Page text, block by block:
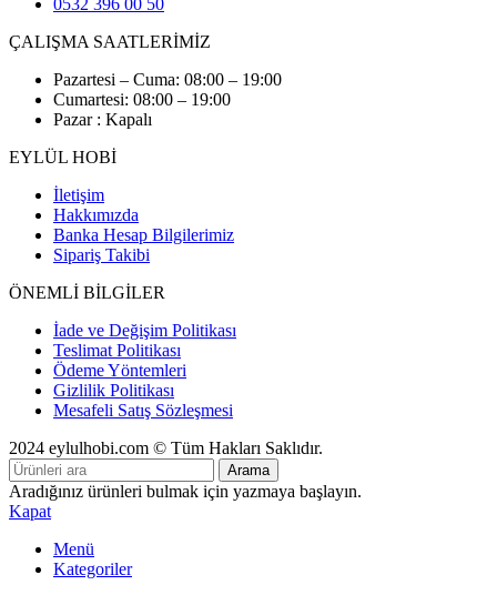
ÇALIŞMA SAATLERİMİZ
Pazartesi – Cuma: 08:00 – 19:00
Cumartesi: 08:00 – 19:00
Pazar : Kapalı
EYLÜL HOBİ
İletişim
Hakkımızda
Banka Hesap Bilgilerimiz
Sipariş Takibi
ÖNEMLİ BİLGİLER
İade ve Değişim Politikası
Teslimat Politikası
Ödeme Yöntemleri
Gizlilik Politikası
Mesafeli Satış Sözleşmesi
2024 eylulhobi.com © Tüm Hakları Saklıdır.
Arama
Aradığınız ürünleri bulmak için yazmaya başlayın.
Kapat
Menü
Kategoriler